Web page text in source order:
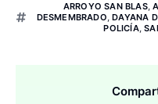
ARROYO SAN BLAS,
DESMEMBRADO,DAYANA
POLICÍA,